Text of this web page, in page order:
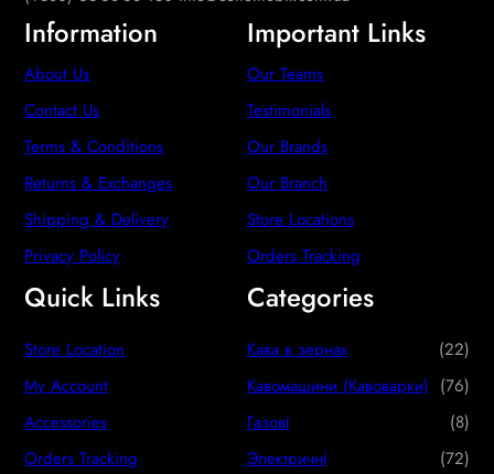
Information
About Us
Contact Us
Terms & Conditions
Returns & Exchanges
Shipping & Delivery
Privacy Policy
Important Links
Our Teams
Testimonials
Our Brands
Our Branch
Store Locations
Orders Tracking
Quick Links
Store Location
My Account
Accessories
Orders Tracking
Categories
Кава в зернах 222
2
p
r
Кавомашини (Кавоварки) 767
6
p
Газові 88
p
Электричні 727